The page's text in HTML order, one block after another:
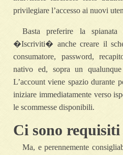
privilegiare l’accesso ai nuovi
Basta preferire la spianata
�Iscriviti� anche creare il
consumatore, password,
nativo ed, sopra un
L’account viene spazio durante
iniziare immediatamente verso
le scommesse disponibili.
Ci sono requisiti
Ma, e perennemente